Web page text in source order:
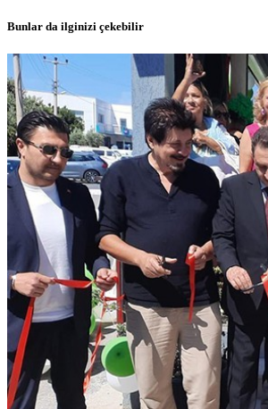
Bunlar da ilginizi çekebilir